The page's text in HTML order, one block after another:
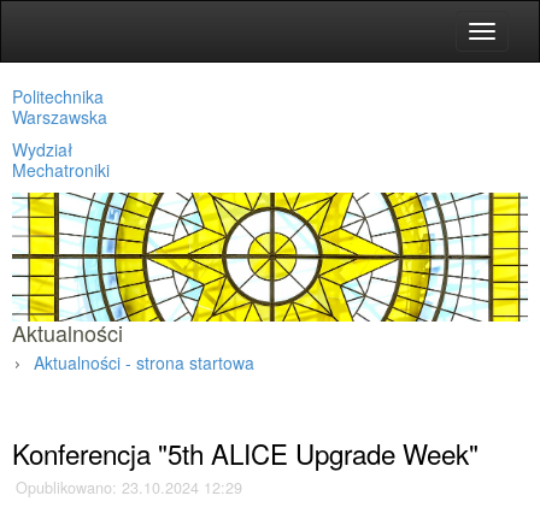
Toggle
Politechnika
Warszawska
Wydział
Mechatroniki
Aktualności
Aktualności - strona startowa
Konferencja "5th ALICE Upgrade Week"
Opublikowano: 23.10.2024 12:29